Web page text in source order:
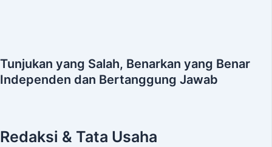
Tunjukan yang Salah, Benarkan yang Benar
Independen dan Bertanggung Jawab
Redaksi & Tata Usaha